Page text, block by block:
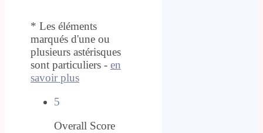
* Les éléments
marqués d'une ou
plusieurs astérisques
sont particuliers - en
savoir plus
5
Overall Score